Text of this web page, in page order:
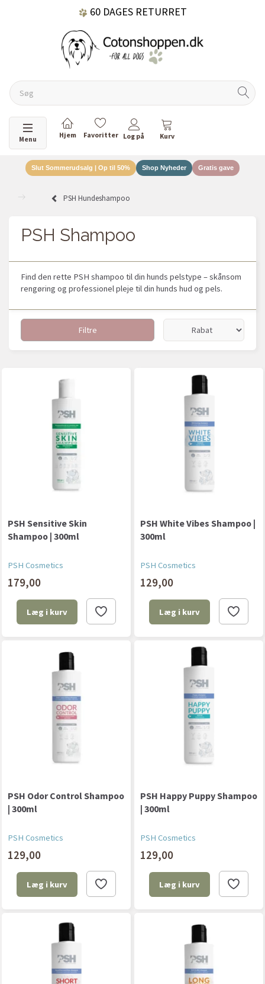
60 DAGES RETURRET
Skifte navigation
Menu
Slut Sommerudsalg | Op til 50% Shop Nyheder Gratis gave
PSH Hundeshampoo
PSH Shampoo
Find den rette PSH shampoo til din hunds pelstype – skånsom
rengøring og professionel pleje til din hunds hud og pels.
Filtre
PSH Sensitive Skin
Shampoo | 300ml
PSH Cosmetics
179,00
Læg i kurv
PSH White Vibes Shampoo |
300ml
PSH Cosmetics
129,00
Læg i kurv
PSH Odor Control Shampoo
| 300ml
PSH Cosmetics
129,00
Læg i kurv
PSH Happy Puppy Shampoo
| 300ml
PSH Cosmetics
129,00
Læg i kurv